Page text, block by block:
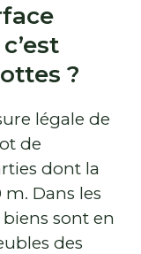
?
légale de
de
dont la
Dans les
sont en
des